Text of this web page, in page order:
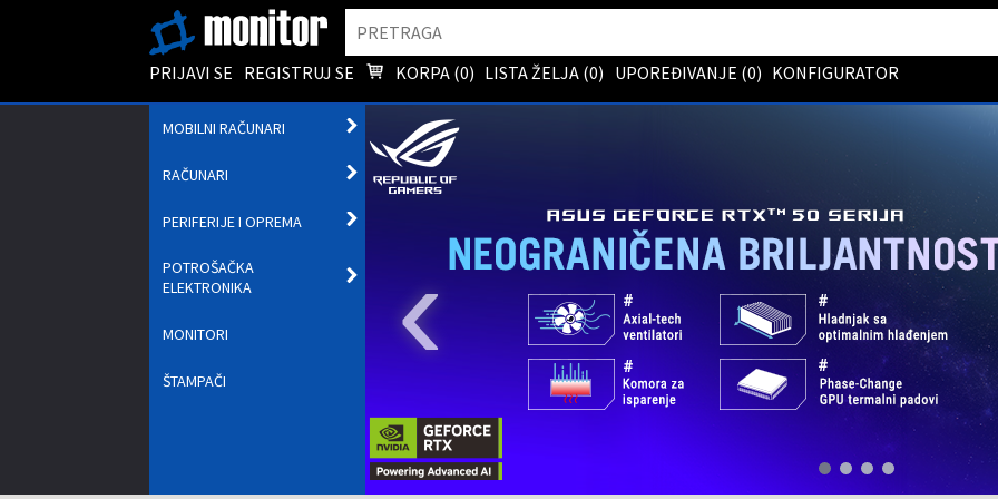
PRIJAVI SE REGISTRUJ SE KORPA (0) LISTA ŽELJA (0) UPOREĐIVANJE (0) KONFIGURATOR
MOBILNI RAČUNARI
PODMENI
RAČUNARI
OTVORI
PODMENI
PERIFERIJE I OPREMA
POTROŠAČKA
ELEKTRONIKA
MONITORI
ŠTAMPAČI ‹